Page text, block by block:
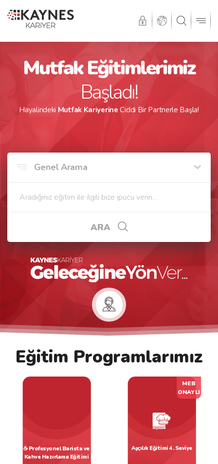
Ciddi Bir Partnerle Başla!
Hızlı.
Profesyonel iş
Genel Arama
ARA
Eğitim Programlarımız
☕ Profesyonel Barista ve
Kahve Hazırlama Eğitimi
MEB
ONAYLI
Aşçılık Eğitimi 4. Seviye